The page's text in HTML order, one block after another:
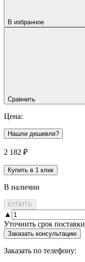
В избранное
Сравнить
Цена:
Нашли дешевле?
2 182 ₽
Купить в 1 клик
В наличии
КУПИТЬ
▲
Уточнить срок поставки
Заказать консультацию
Заказать по телефону: